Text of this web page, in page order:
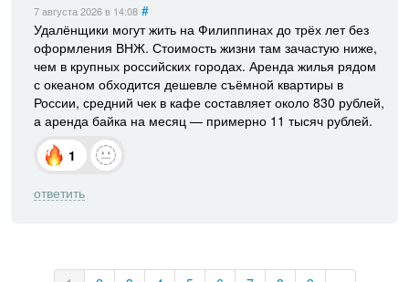
7 августа 2026 в 14:08 #
Удалёнщики могут жить на Филиппинах до трёх лет без
оформления ВНЖ. Стоимость жизни там зачастую ниже,
чем в крупных российских городах. Аренда жилья рядом
с океаном обходится дешевле съёмной квартиры в
России, средний чек в кафе составляет около 830 рублей,
а аренда байка на месяц — примерно 11 тысяч рублей.
1
ответить